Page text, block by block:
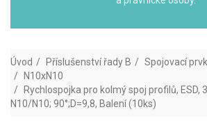
Úvod Příslušenství řady B Spojovací
N10xN10
Rychlospojka pro kolmý spoj profilů, ESD,
N10/N10; 90°;D=9,8, Balení (10ks)